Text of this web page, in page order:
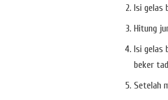
Isi gelas
Hitung
Isi gelas
beker
Setelah